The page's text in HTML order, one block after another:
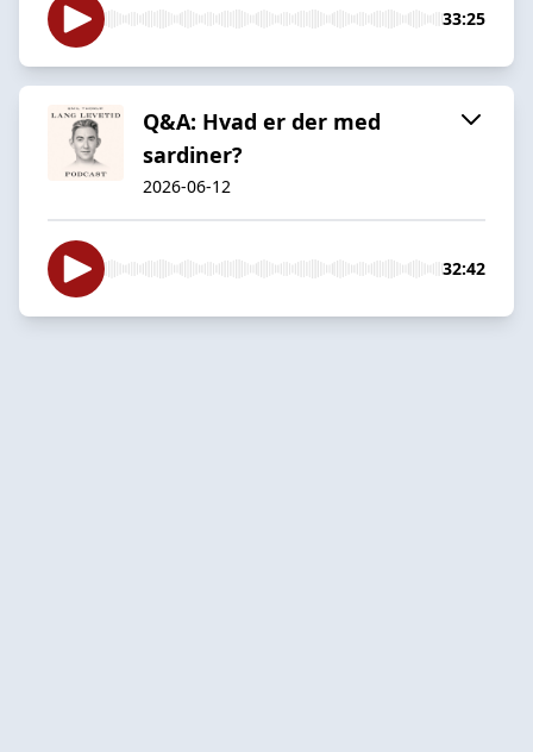
33:25
Q&A: Hvad er der med
sardiner?
2026-06-12
32:42